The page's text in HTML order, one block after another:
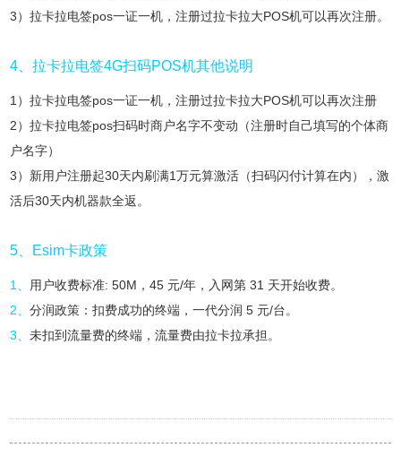
3）拉卡拉电签pos一证一机，注册过拉卡拉大POS机可以再次注册。
4、拉卡拉电签4G扫码POS机其他说明
1）拉卡拉电签pos一证一机，注册过拉卡拉大POS机可以再次注册
2）拉卡拉电签pos扫码时商户名字不变动（注册时自己填写的个体商
户名字）
3）新用户注册起30天内刷满1万元算激活（扫码闪付计算在内），激
活后30天内机器款全返。
5、Esim卡政策
1、 用户收费标准: 50M，45 元/年，入网第 31 天开始收费。
2、分润政策：扣费成功的终端，一代分润 5 元/台。
3、未扣到流量费的终端，流量费由拉卡拉承担。